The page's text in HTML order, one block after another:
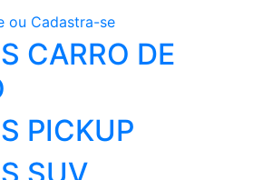
ou Cadastra-se
CARRO DE
PICKUP